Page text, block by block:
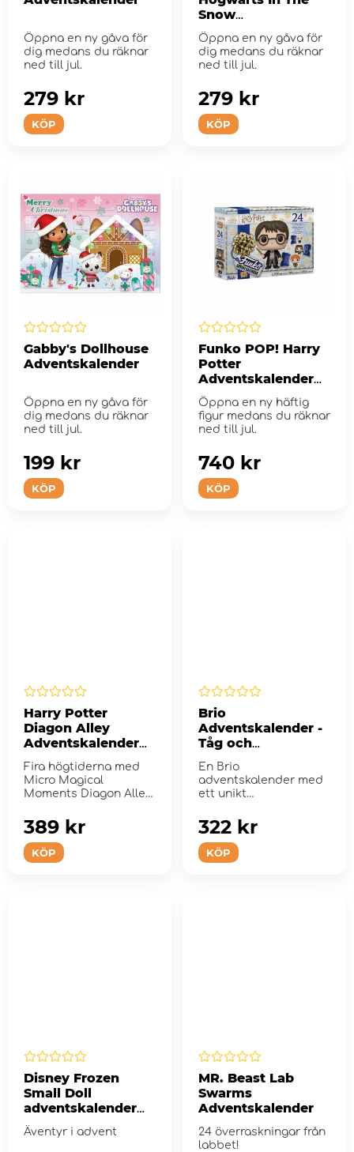
Öppna en ny gåva för
dig medans du räknar
ned till jul.
KÖP
279 kr
Snow
Adventskalender
Öppna en ny gåva för
dig medans du räknar
ned till jul.
KÖP
279 kr
Gabby's Dollhouse
Adventskalender
Öppna en ny gåva för
dig medans du räknar
ned till jul.
KÖP
199 kr
Funko POP! Harry
Potter
Adventskalender
2025
Öppna en ny häftig
figur medans du räknar
ned till jul.
KÖP
740 kr
Harry Potter
Diagon Alley
Adventskalender
2025
Fira högtiderna med
Micro Magical
Moments Diagon Alley
Calendar.
KÖP
389 kr
Brio
Adventskalender -
Tåg och
Dinosaurier
En Brio
adventskalender med
ett unikt
KÖP
322 kr
Disney Frozen
Small Doll
adventskalender
2025
Äventyr i advent
MR. Beast Lab
Swarms
Adventskalender
24 överraskningar från
labbet!